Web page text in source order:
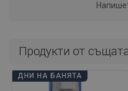
Продукти от
ДНИ НА БАНЯТА